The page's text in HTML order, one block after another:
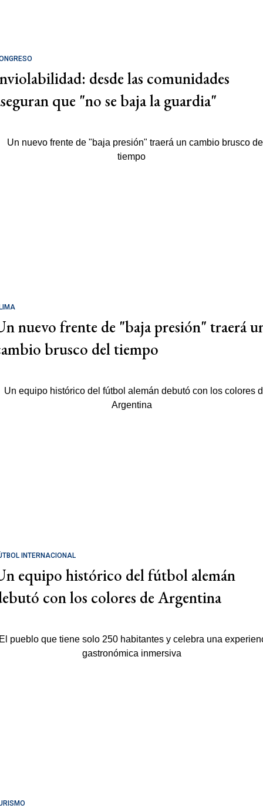
desde las comunidades
que "no se baja la guardia"
nuevo frente de "baja presión" traerá
brusco del tiempo
INTERNACIONAL
equipo histórico del fútbol alemán
con los colores de Argentina